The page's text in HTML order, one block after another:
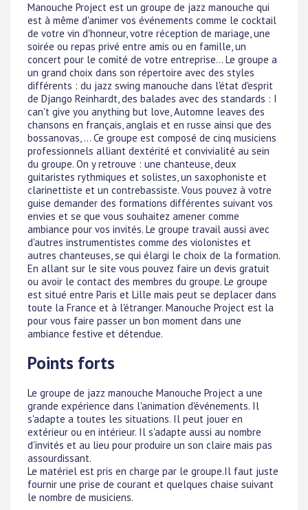
Manouche Project est un groupe de jazz manouche qui
est à même d'animer vos événements comme le cocktail
de votre vin d'honneur, votre réception de mariage, une
soirée ou repas privé entre amis ou en famille, un
concert pour le comité de votre entreprise... Le groupe a
un grand choix dans son répertoire avec des styles
différents : du jazz swing manouche dans l'état d'esprit
de Django Reinhardt, des balades avec des standards : I
can't give you anything but love, Automne leaves des
chansons en français, anglais et en russe ainsi que des
bossanovas, ... Ce groupe est composé de cinq musiciens
professionnels alliant dextérité et convivialité au sein
du groupe. On y retrouve : une chanteuse, deux
guitaristes rythmiques et solistes, un saxophoniste et
clarinettiste et un contrebassiste. Vous pouvez à votre
guise demander des formations différentes suivant vos
envies et se que vous souhaitez amener comme
ambiance pour vos invités. Le groupe travail aussi avec
d'autres instrumentistes comme des violonistes et
autres chanteuses, se qui élargi le choix de la formation.
En allant sur le site vous pouvez faire un devis gratuit
ou avoir le contact des membres du groupe. Le groupe
est situé entre Paris et Lille mais peut se deplacer dans
toute la France et à l'étranger. Manouche Project est la
pour vous faire passer un bon moment dans une
ambiance festive et détendue.
Points forts
Le groupe de jazz manouche Manouche Project a une
grande expérience dans l'animation d'événements. Il
s'adapte a toutes les situations. Il peut jouer en
extérieur ou en intérieur. Il s'adapte aussi au nombre
d'invités et au lieu pour produire un son claire mais pas
assourdissant.
Le matériel est pris en charge par le groupe.Il faut juste
fournir une prise de courant et quelques chaise suivant
le nombre de musiciens.